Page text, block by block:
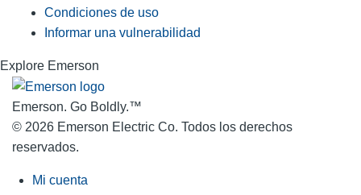
Condiciones de uso
Informar una vulnerabilidad
Explore Emerson
Emerson. Go Boldly.™
© 2026 Emerson Electric Co. Todos los derechos
reservados.
Mi cuenta